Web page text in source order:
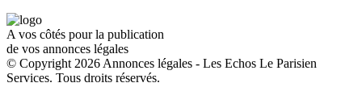
A vos côtés pour la publication
de vos annonces légales
© Copyright 2026 Annonces légales - Les Echos Le Parisien
Services. Tous droits réservés.